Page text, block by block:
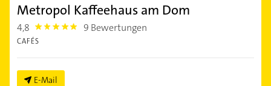
Metropol Kaffeehaus am Dom
4,8 4.8 9 Bewertungen
CAFÉS
E-Mail